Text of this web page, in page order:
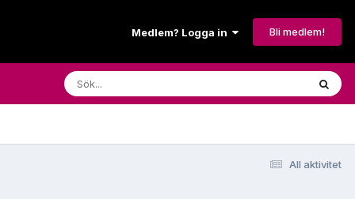
Medlem? Logga in Bli medlem!
All aktivitet